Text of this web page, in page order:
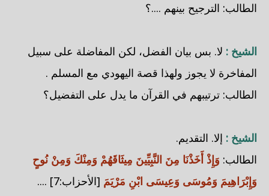
الطالب: الترجيح بينهم ....؟
الشيخ : لا. بس بيان الفضل، لكن المفاضلة على سبيل
المفاخرة لا يجوز ولهذا قصة اليهودي مع المسلم .
الطالب: ترتيبهم في القرآن ما يدل على التفضيل؟
الشيخ : إلا. التقديم.
الطالب: وَإِذْ أَخَذْنَا مِنَ النَّبِيِّينَ مِيثَاقَهُمْ وَمِنْكَ وَمِنْ نُوحٍ
وَإِبْرَاهِيمَ وَمُوسَى وَعِيسَى ابْنِ مَرْيَمَ [الأحزاب:7] ....